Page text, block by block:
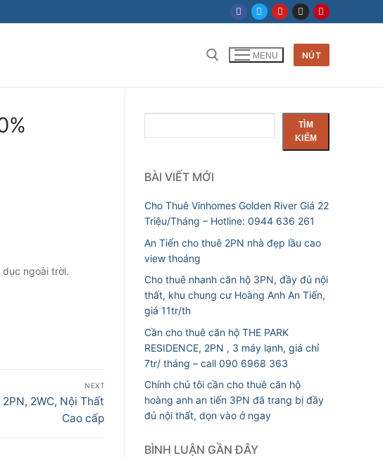
Tìm kiếm cho:
MENU NÚT
ngoài trời.
NEXT
2WC, Nội Thất
Cao cấp
kiếm
TÌM
KIẾM
BÀI VIẾT MỚI
Cho Thuê Vinhomes Golden River Giá 22
Triệu/Tháng – Hotline: 0944 636 261
An Tiến cho thuê 2PN nhà đẹp lầu cao
view thoáng
Cho thuê nhanh căn hộ 3PN, đầy đủ nội
thất, khu chung cư Hoàng Anh An Tiến,
giá 11tr/th
Cần cho thuê căn hộ THE PARK
RESIDENCE, 2PN , 3 máy lạnh, giá chỉ
7tr/ tháng – call 090 6968 363
Chính chủ tôi cần cho thuê căn hộ
hoàng anh an tiến 3PN đã trang bị đầy
đủ nội thất, dọn vào ở ngay
BÌNH LUẬN GẦN ĐÂY